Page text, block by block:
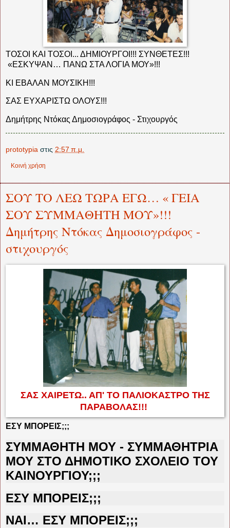
ΤΟΣΟΙ ΚΑΙ ΤΟΣΟΙ... ΔΗΜΙΟΥΡΓΟΙ!!! ΣΥΝΘΕΤΕΣ!!!
«ΕΣΚΥΨΑΝ… ΠΑΝΩ ΣΤΑ ΛΟΓΙΑ ΜΟΥ»!!!
ΚΙ ΕΒΑΛΑΝ ΜΟΥΣΙΚΗ!!!
ΣΑΣ ΕΥΧΑΡΙΣΤΩ ΟΛΟΥΣ!!!
Δημήτρης Ντόκας Δημοσιογράφος - Στιχουργός
prototypia στις 2:57 π.μ.
Κοινή χρήση
ΣΟΥ ΤΟ ΛΕΩ ΤΩΡΑ ΕΓΩ… « ΓΕΙΑ
ΣΟΥ ΣΥΜΜΑΘΗΤΗ ΜΟΥ»!!!
Δημήτρης Ντόκας Δημοσιογράφος -
στιχουργός
ΣΑΣ ΧΑΙΡΕΤΩ.. ΑΠ' ΤΟ ΠΑΛΙΟΚΑΣΤΡΟ ΤΗΣ
ΠΑΡΑΒΟΛΑΣ!!!
ΕΣΥ ΜΠΟΡΕΙΣ;;;
ΣΥΜΜΑΘΗΤΗ ΜΟΥ - ΣΥΜΜΑΘΗΤΡΙΑ
ΜΟΥ ΣΤΟ ΔΗΜΟΤΙΚΟ ΣΧΟΛΕΙΟ ΤΟΥ
ΚΑΙΝΟΥΡΓΙΟΥ;;;
ΕΣΥ ΜΠΟΡΕΙΣ;;;
ΝΑΙ… ΕΣΥ ΜΠΟΡΕΙΣ;;;